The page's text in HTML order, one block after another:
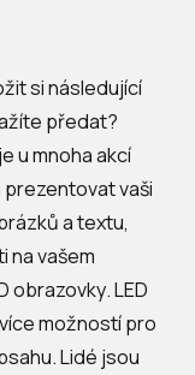
si následující
předat?
u mnoha akcí
vaši
a textu,
na vašem
obrazovky. LED
možností pro
Lidé jsou